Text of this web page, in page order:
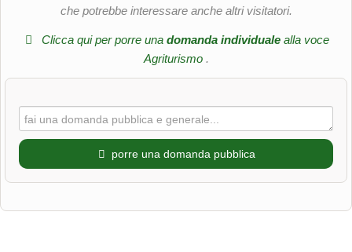
che potrebbe interessare anche altri visitatori.
Clicca qui per porre una domanda individualealla voce
Agriturismo .
porre una domanda pubblica